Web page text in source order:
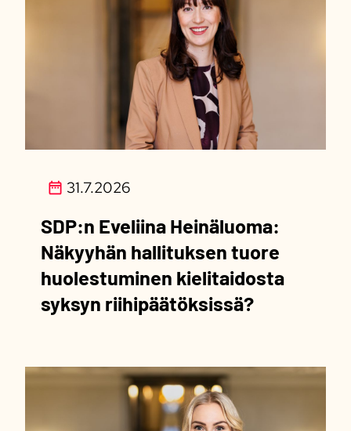
31.7.2026
SDP:n Eveliina Heinäluoma:
Näkyyhän hallituksen tuore
huolestuminen kielitaidosta
syksyn riihipäätöksissä?